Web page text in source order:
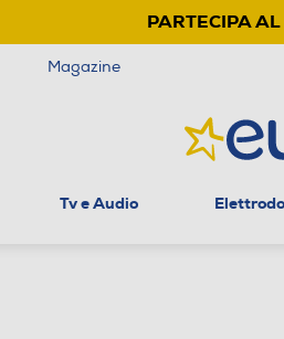
PARTECIPA
Magazine
Tv e Audio